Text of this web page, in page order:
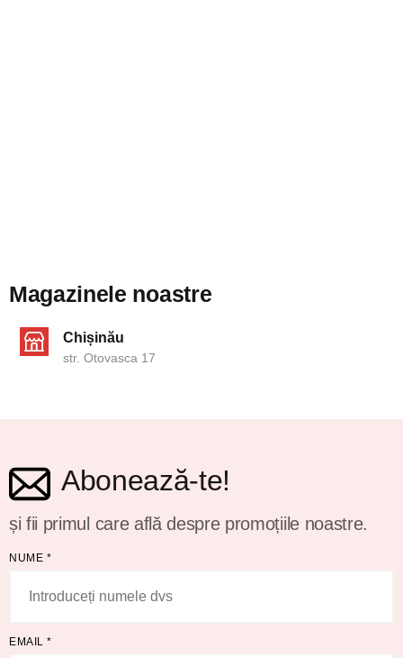
Magazinele noastre
Chișinău
str. Otovasca 17
Abonează-te!
și fii primul care află despre promoțiile noastre.
NUME *
EMAIL *